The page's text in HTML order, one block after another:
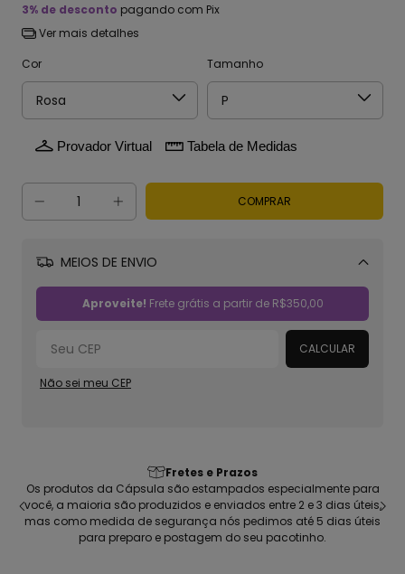
3% de desconto pagando com Pix
Ver mais detalhes
Cor
Tamanho
Provador Virtual Tabela de Medidas
MEIOS DE ENVIO
Aproveite! Frete grátis a partir de R$350,00
CALCULAR
Não sei meu CEP
Fretes e Prazos
Os produtos da Cápsula são estampados especialmente para
você, a maioria são produzidos e enviados entre 2 e 3 dias úteis,
mas como medida de segurança nós pedimos até 5 dias úteis
para preparo e postagem do seu pacotinho.